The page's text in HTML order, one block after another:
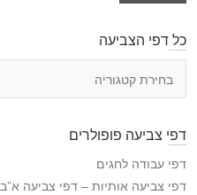
כל דפי הצביעה
י
ה
צ
דפי צביעה פופולרים
דפי עבודה לחגים
דפי צביעה אותיות – דפי צביעה א”ב